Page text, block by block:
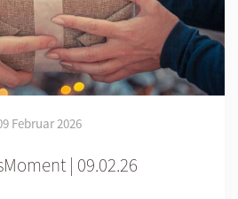
Februar 2026
| 09.02.26